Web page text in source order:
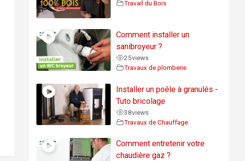
Travail du Bois
Comment installer un
sanibroyeur ?
25views
Travaux de plomberie
Installer un poêle à granulés -
Tuto bricolage
38views
Travaux de Chauffage
Comment entretenir votre
chaudière gaz ?